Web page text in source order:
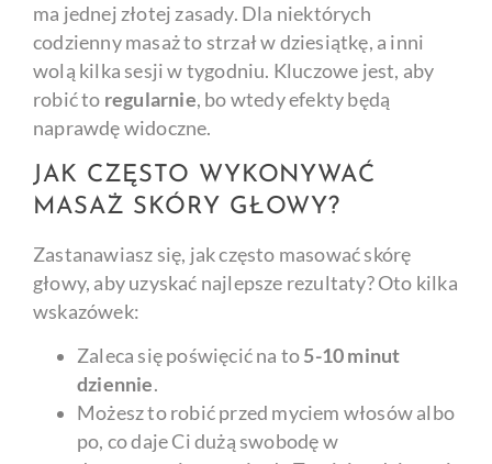
ma jednej złotej zasady. Dla niektórych
codzienny masaż to strzał w dziesiątkę, a inni
wolą kilka sesji w tygodniu. Kluczowe jest, aby
robić to regularnie, bo wtedy efekty będą
naprawdę widoczne.
JAK CZĘSTO WYKONYWAĆ
MASAŻ SKÓRY GŁOWY?
Zastanawiasz się, jak często masować skórę
głowy, aby uzyskać najlepsze rezultaty? Oto kilka
wskazówek:
Zaleca się poświęcić na to5-10 minut
dziennie.
Możesz to robić przed myciem włosów albo
po, co daje Ci dużą swobodę w